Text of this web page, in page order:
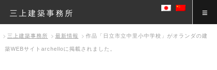
三上建築事務所
三上建築事務所 最新情報 作品「日立市立中里小中学校」がオランダの建
築WEBサイトarchelloに掲載されました。